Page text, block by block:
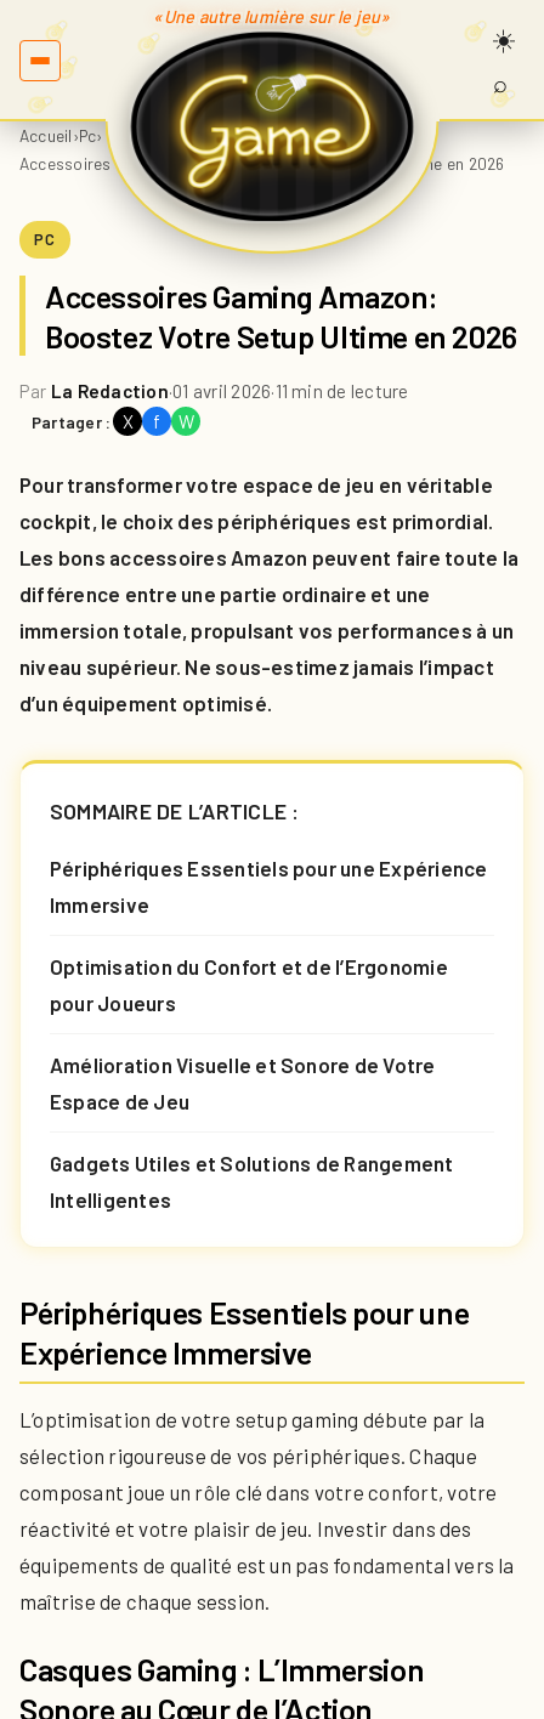
«Une autre lumière sur le jeu»
Game.fr
⌕
Accueil›Pc›
Accessoires Gaming Amazon: Boostez Votre Setup Ultime en 2026
PC
Accessoires Gaming Amazon:
Boostez Votre Setup Ultime en 2026
Par La Redaction·01 avril 2026·11 min de lecture
Partager : X f W
Pour transformer votre espace de jeu en véritable
cockpit, le choix des périphériques est primordial.
Les bons accessoires Amazon peuvent faire toute la
différence entre une partie ordinaire et une
immersion totale, propulsant vos performances à un
niveau supérieur. Ne sous-estimez jamais l’impact
d’un équipement optimisé.
SOMMAIRE DE L’ARTICLE :
Périphériques Essentiels pour une Expérience
Immersive
Optimisation du Confort et de l’Ergonomie
pour Joueurs
Amélioration Visuelle et Sonore de Votre
Espace de Jeu
Gadgets Utiles et Solutions de Rangement
Intelligentes
Périphériques Essentiels pour une
Expérience Immersive
L’optimisation de votre setup gaming débute par la
sélection rigoureuse de vos périphériques. Chaque
composant joue un rôle clé dans votre confort, votre
réactivité et votre plaisir de jeu. Investir dans des
équipements de qualité est un pas fondamental vers la
maîtrise de chaque session.
Casques Gaming : L’Immersion
Sonore au Cœur de l’Action